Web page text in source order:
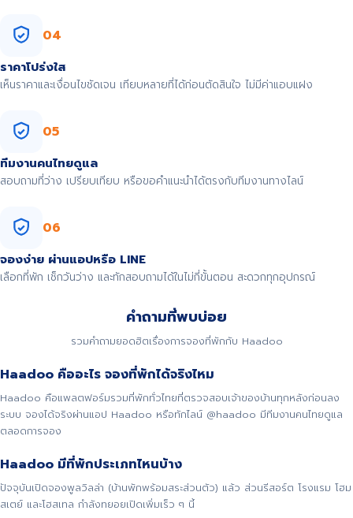
04
ราคาโปร่งใส
เห็นราคาและเงื่อนไขชัดเจน เทียบหลายที่ได้ก่อนตัดสินใจ ไม่มีค่าแอบแฝง
05
ทีมงานคนไทยดูแล
สอบถามที่ว่าง เปรียบเทียบ หรือขอคำแนะนำได้ตรงกับทีมงานทางไลน์
06
จองง่าย ผ่านแอปหรือ LINE
เลือกที่พัก เช็กวันว่าง และทักสอบถามได้ในไม่กี่ขั้นตอน สะดวกทุกอุปกรณ์
คำถามที่พบบ่อย
รวมคำถามยอดฮิตเรื่องการจองที่พักกับ Haadoo
Haadoo คืออะไร จองที่พักได้จริงไหม
Haadoo คือแพลตฟอร์มรวมที่พักทั่วไทยที่ตรวจสอบเจ้าของบ้านทุกหลังก่อนลง
ระบบ จองได้จริงผ่านแอป Haadoo หรือทักไลน์ @haadoo มีทีมงานคนไทยดูแล
ตลอดการจอง
Haadoo มีที่พักประเภทไหนบ้าง
ปัจจุบันเปิดจองพูลวิลล่า (บ้านพักพร้อมสระส่วนตัว) แล้ว ส่วนรีสอร์ต โรงแรม โฮม
สเตย์ และโฮสเทล กำลังทยอยเปิดเพิ่มเร็ว ๆ นี้